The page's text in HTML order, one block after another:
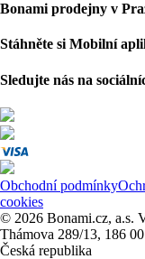
Bonami prodejny v
Stáhněte si Mobilní
Sledujte nás na
Obchodní podmínky
cookies
© 2026 Bonami.cz, a.s.
Thámova 289/13, 186 00
Česká republika